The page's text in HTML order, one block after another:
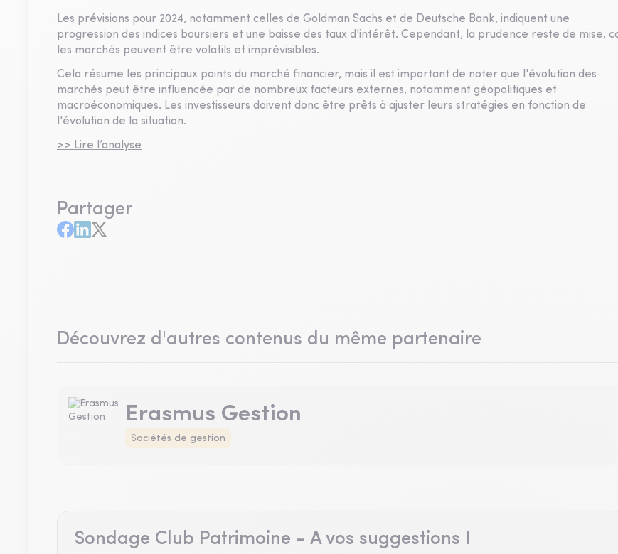
Les prévisions pour 2024, notamment celles de Goldman Sachs et de Deutsche Bank, indiquent une
progression des indices boursiers et une baisse des taux d'intérêt. Cependant, la prudence reste de mise,
les marchés peuvent être volatils et imprévisibles.
Cela résume les principaux points du marché financier, mais il est important de noter que l'évolution des
marchés peut être influencée par de nombreux facteurs externes, notamment géopolitiques et
macroéconomiques. Les investisseurs doivent donc être prêts à ajuster leurs stratégies en fonction de
l'évolution de la situation.
>> Lire l’analyse
Partager
Découvrez d'autres contenus du même partenaire
Erasmus Gestion
Sociétés de gestion
Sondage Club Patrimoine - A vos suggestions !